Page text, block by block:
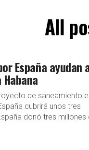
All
España ayudan
de saneamiento
cubrirá unos tres
donó tres millones